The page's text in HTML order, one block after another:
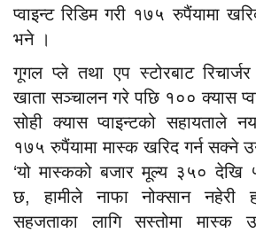
प्वाइन्ट रिडिम गरी १७५ रुपैंयामा
भने ।
गूगल प्ले तथा एप स्टोरबाट
खाता सञ्चालन गरे पछि १०० क्यास
सोही क्यास प्वाइन्टको सहायताले
१७५ रुपैंयामा मास्क खरिद गर्न सक्ने
‘यो मास्कको बजार मूल्य ३५० देखि
छ, हामीले नाफा नोक्सान नहेरी
सहजताका लागि सस्तोमा मास्क